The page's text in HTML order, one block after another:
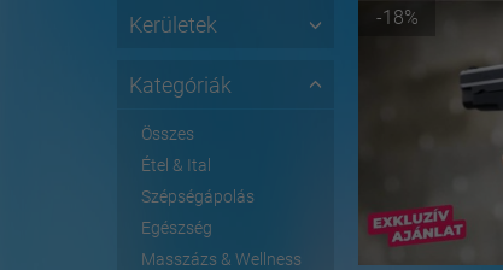
Kerületek
Kategóriák
Összes
Étel & Ital
Szépségápolás
Egészség
Masszázs & Wellness
-18%